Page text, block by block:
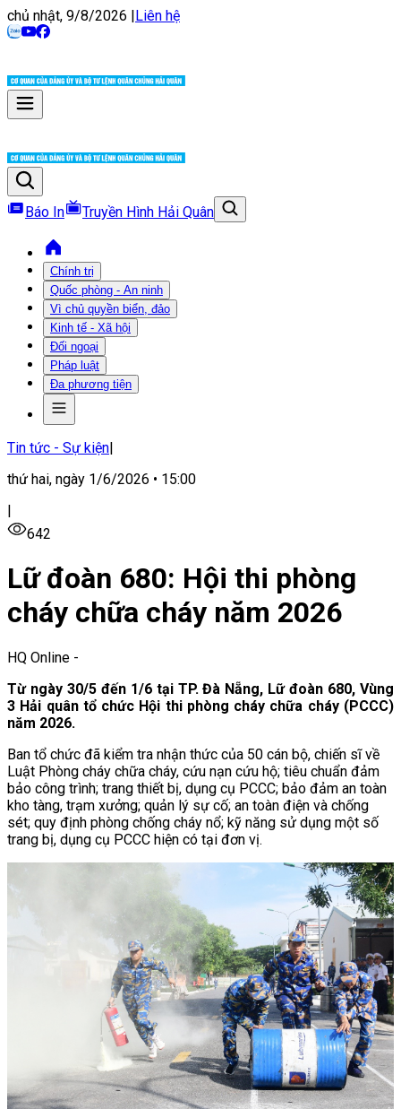
chủ nhật, 9/8/2026 |Liên hệ
Báo In Truyền Hình Hải Quân
Chính trị
Quốc phòng - An ninh
Vì chủ quyền biển, đảo
Kinh tế - Xã hội
Đối ngoại
Pháp luật
Đa phương tiện
Tin tức - Sự kiện|
thứ hai, ngày 1/6/2026 • 15:00
|
642
Lữ đoàn 680: Hội thi phòng
cháy chữa cháy năm 2026
HQ Online -
Từ ngày 30/5 đến 1/6 tại TP. Đà Nẵng, Lữ đoàn 680, Vùng
3 Hải quân tổ chức Hội thi phòng cháy chữa cháy (PCCC)
năm 2026.
Ban tổ chức đã kiểm tra nhận thức của 50 cán bộ, chiến sĩ về
Luật Phòng cháy chữa cháy, cứu nạn cứu hộ; tiêu chuẩn đảm
bảo công trình; trang thiết bị, dụng cụ PCCC; bảo đảm an toàn
kho tàng, trạm xưởng; quản lý sự cố; an toàn điện và chống
sét; quy định phòng chống cháy nổ; kỹ năng sử dụng một số
trang bị, dụng cụ PCCC hiện có tại đơn vị.